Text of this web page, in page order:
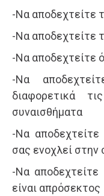
-Να αποδεχτείτε
-Να αποδεχτείτε
-Να αποδεχτείτε
-Να
διαφορετικά
συναισθήματα
-Να
σας ενοχλεί στην
-Να αποδεχτείτε
είναι απρόσεκτος